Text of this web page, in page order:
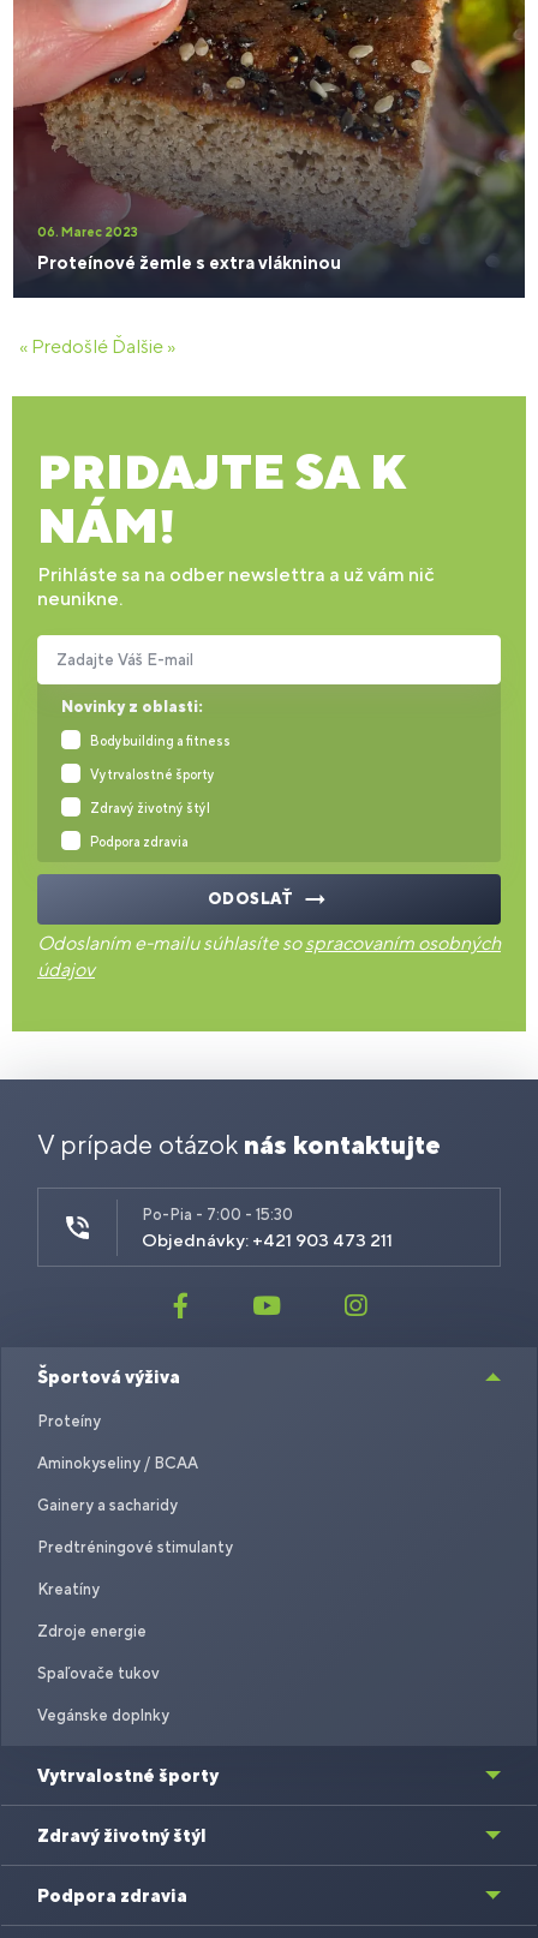
06. Marec 2023
Proteínové žemle s extra vlákninou
« Predošlé Ďalšie »
PRIDAJTE SA K
NÁM!
Prihláste sa na odber newslettra a už vám nič
neunikne.
Novinky z oblasti:
Bodybuilding a fitness
Vytrvalostné športy
Zdravý životný štýl
Podpora zdravia
Zadajte Váš E-mail
ODOSLAŤ
Odoslaním e-mailu súhlasíte sospracovaním osobných
údajov
V prípade otázok nás kontaktujte
Po-Pia - 7:00 - 15:30
Objednávky: +421 903 473 211
Športová výživa
Proteíny
Aminokyseliny / BCAA
Gainery a sacharidy
Predtréningové stimulanty
Kreatíny
Zdroje energie
Spaľovače tukov
Vegánske doplnky
Vytrvalostné športy
Zdravý životný štýl
Podpora zdravia